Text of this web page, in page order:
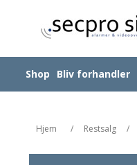
Shop Bliv forhandler
Hjem / Restsalg /